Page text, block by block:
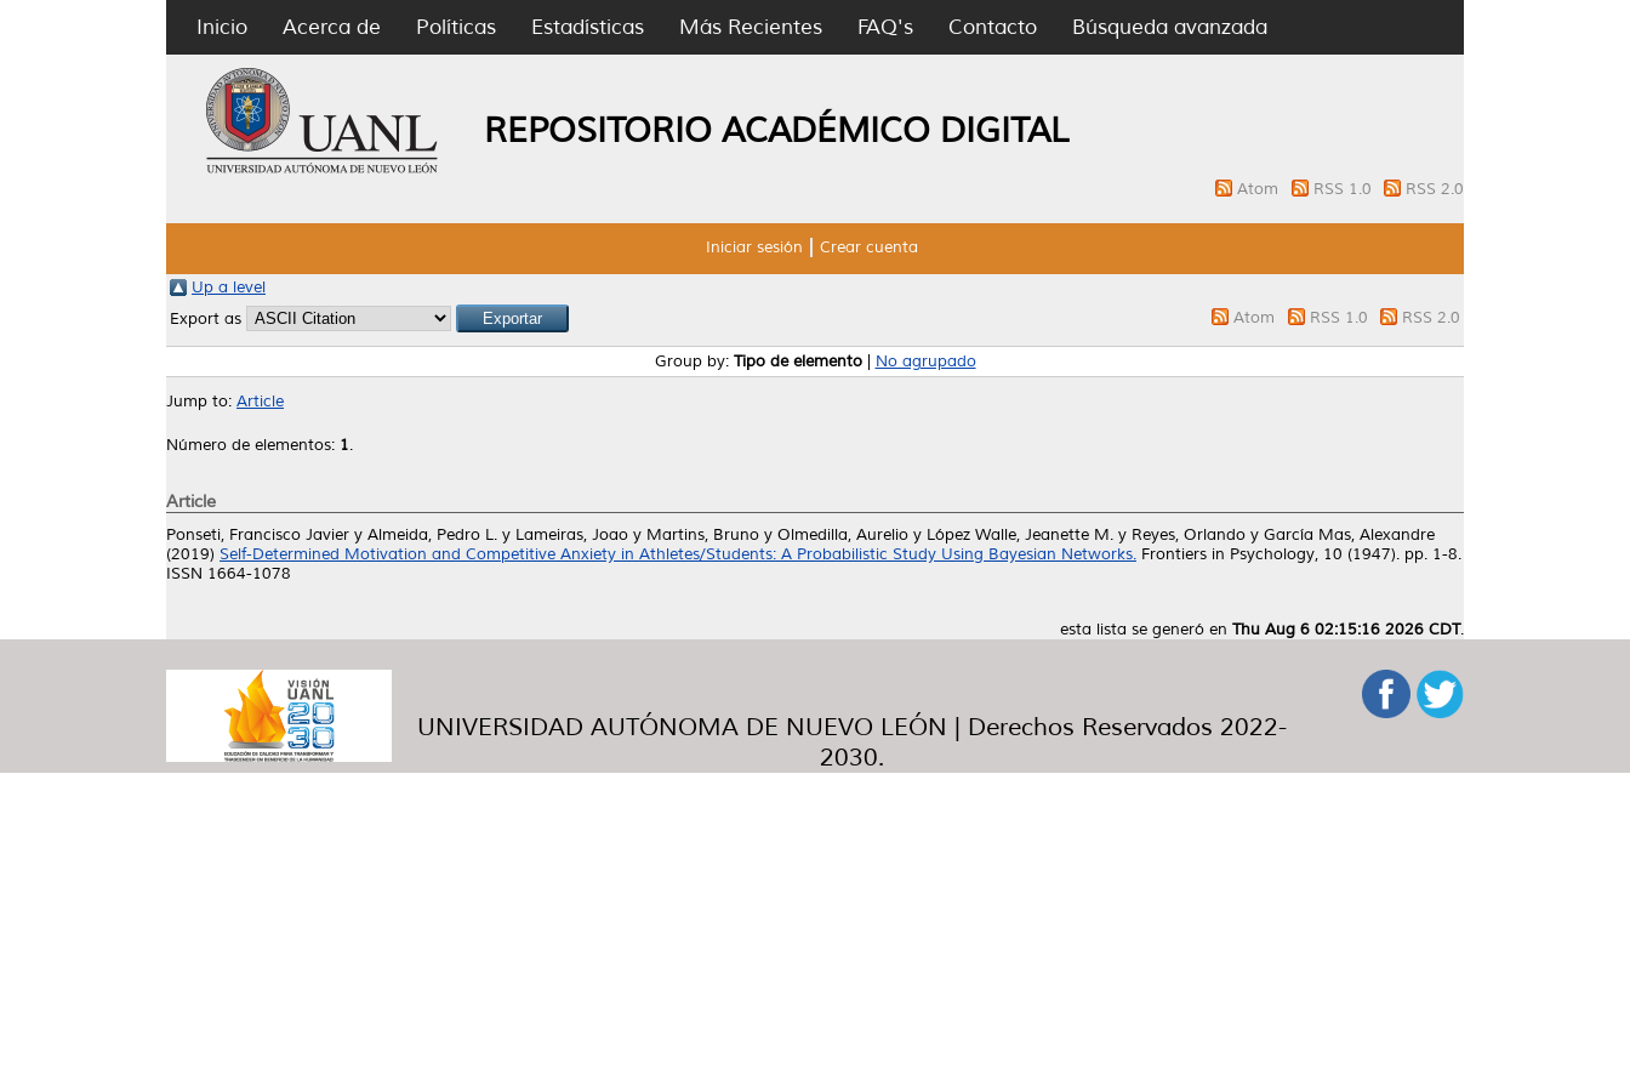
Inicio Acerca de Políticas Estadísticas Más Recientes FAQ's Contacto Búsqueda avanzada
REPOSITORIO ACADÉMICO DIGITAL
Atom RSS 1.0 RSS 2.0
Iniciar sesión Crear cuenta
Up a level
Export as
Atom RSS 1.0 RSS 2.0
Group by: Tipo de elemento| No agrupado
Jump to: Article
Número de elementos: 1.
Article
Ponseti, Francisco Javier y Almeida, Pedro L. y Lameiras, Joao y Martins, Bruno y Olmedilla, Aurelio y López Walle, Jeanette M. y Reyes, Orlando y García Mas, Alexandre
(2019) Self-Determined Motivation and Competitive Anxiety in Athletes/Students: A Probabilistic Study Using Bayesian Networks. Frontiers in Psychology, 10 (1947). pp. 1-8.
ISSN 1664-1078
esta lista se generó en Thu Aug 6 02:15:16 2026 CDT.
UNIVERSIDAD AUTÓNOMA DE NUEVO LEÓN | Derechos Reservados 2022-
2030.